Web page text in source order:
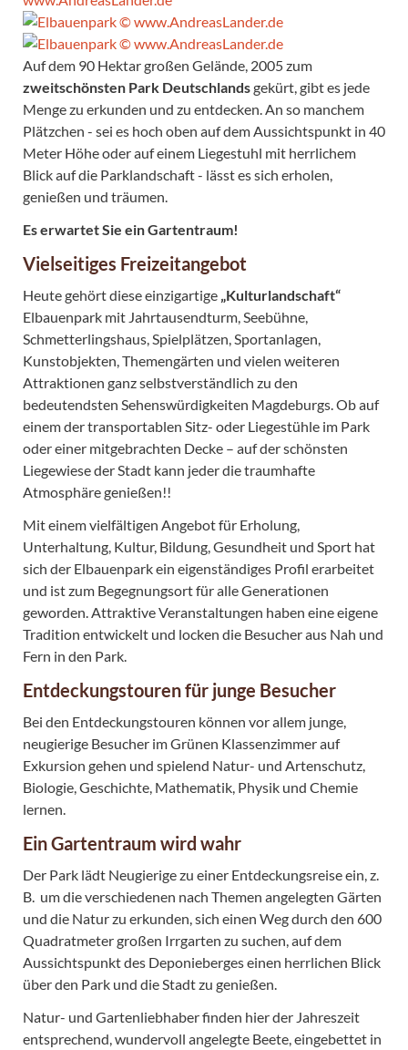
Auf dem 90 Hektar großen Gelände, 2005 zum
zweitschönsten Park Deutschlandsgekürt, gibt es jede
Menge zu erkunden und zu entdecken. An so manchem
Plätzchen - sei es hoch oben auf dem Aussichtspunkt in 40
Meter Höhe oder auf einem Liegestuhl mit herrlichem
Blick auf die Parklandschaft - lässt es sich erholen,
genießen und träumen.
Es erwartet Sie ein Gartentraum!
Vielseitiges Freizeitangebot
Heute gehört diese einzigartige „Kulturlandschaft“
Elbauenpark mit Jahrtausendturm, Seebühne,
Schmetterlingshaus, Spielplätzen, Sportanlagen,
Kunstobjekten, Themengärten und vielen weiteren
Attraktionen ganz selbstverständlich zu den
bedeutendsten Sehenswürdigkeiten Magdeburgs. Ob auf
einem der transportablen Sitz- oder Liegestühle im Park
oder einer mitgebrachten Decke – auf der schönsten
Liegewiese der Stadt kann jeder die traumhafte
Atmosphäre genießen!!
Mit einem vielfältigen Angebot für Erholung,
Unterhaltung, Kultur, Bildung, Gesundheit und Sport hat
sich der Elbauenpark ein eigenständiges Profil erarbeitet
und ist zum Begegnungsort für alle Generationen
geworden. Attraktive Veranstaltungen haben eine eigene
Tradition entwickelt und locken die Besucher aus Nah und
Fern in den Park.
Entdeckungstouren für junge Besucher
Bei den Entdeckungstouren können vor allem junge,
neugierige Besucher im Grünen Klassenzimmer auf
Exkursion gehen und spielend Natur- und Artenschutz,
Biologie, Geschichte, Mathematik, Physik und Chemie
lernen.
Ein Gartentraum wird wahr
Der Park lädt Neugierige zu einer Entdeckungsreise ein, z.
B. um die verschiedenen nach Themen angelegten Gärten
und die Natur zu erkunden, sich einen Weg durch den 600
Quadratmeter großen Irrgarten zu suchen, auf dem
Aussichtspunkt des Deponieberges einen herrlichen Blick
über den Park und die Stadt zu genießen.
Natur- und Gartenliebhaber finden hier der Jahreszeit
entsprechend, wundervoll angelegte Beete, eingebettet in